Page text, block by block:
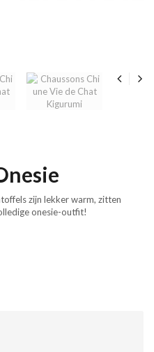
zijn lekker warm, zitten
onesie-outfit!